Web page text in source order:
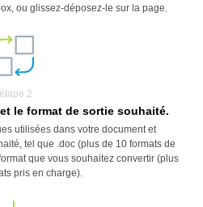
ou glissez-déposez-le sur la page.
2
le format de sortie souhaité.
utilisées dans votre document et
tel que .doc (plus de 10 formats de
que vous souhaitez convertir (plus
pris en charge).